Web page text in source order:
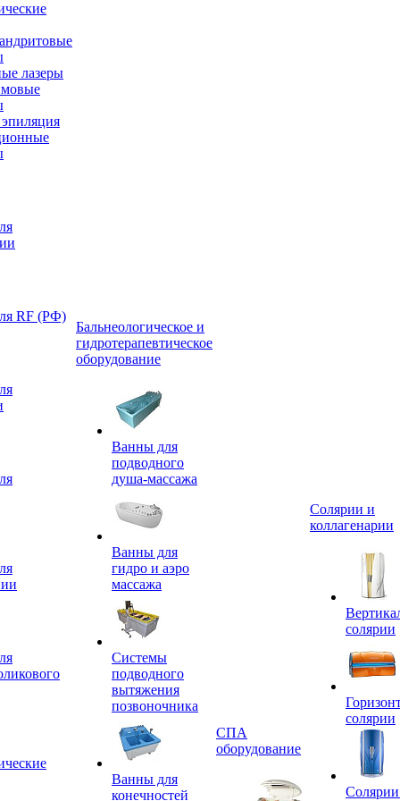
лазеры
RF (РФ)
Бальнеологическое и
гидротерапевтическое
оборудование
Ванны для
подводного
душа-массажа
Ванны для
гидро и аэро
массажа
Системы
подводного
вытяжения
позвоночника
Ванны для
конечностей
СПА
оборудование
Солярии и
коллагенарии
солярии
солярии